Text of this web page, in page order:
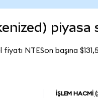
NTESon başına
İŞLEM HACMI